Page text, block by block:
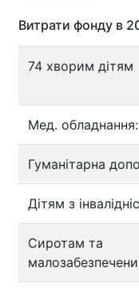
Витрати фонду в
74 хворим дітям
Мед. обладнання:
Гуманітарна
Дітям з
Сиротам та